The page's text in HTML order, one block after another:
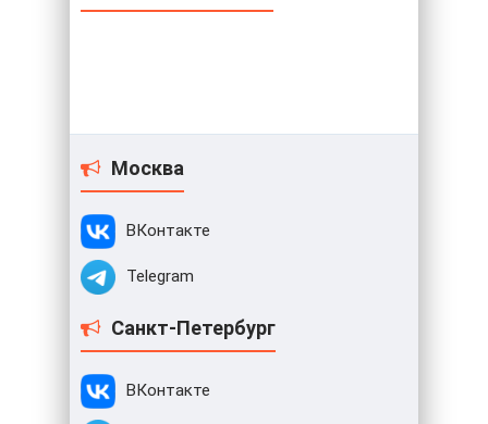
Москва
ВКонтакте
Telegram
Санкт-Петербург
ВКонтакте